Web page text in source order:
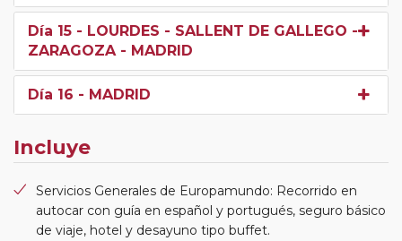
Día 15 - LOURDES - SALLENT DE GALLEGO -
ZARAGOZA - MADRID
Día 16 - MADRID
Incluye
Servicios Generales de Europamundo: Recorrido en
autocar con guía en español y portugués, seguro básico
de viaje, hotel y desayuno tipo buffet.